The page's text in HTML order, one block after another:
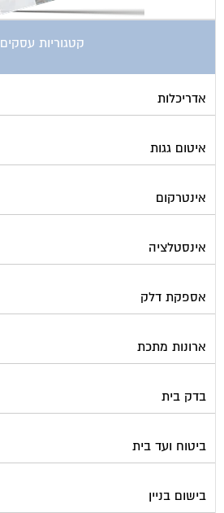
קטגוריות עסקים
אדריכלות
איטום גגות
אינטרקום
אינסטלציה
אספקת דלק
ארונות מתכת
בדק בית
ביטוח ועד בית
בישום בניין